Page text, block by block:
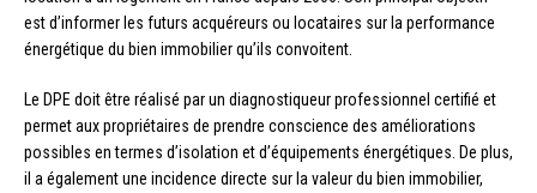
est d’informer les futurs acquéreurs ou locataires sur la performance
énergétique du bien immobilier qu’ils convoitent.
Le DPE doit être réalisé par un diagnostiqueur professionnel certifié et
permet aux propriétaires de prendre conscience des améliorations
possibles en termes d’isolation et d’équipements énergétiques. De plus,
il a également une incidence directe sur la valeur du bien immobilier,